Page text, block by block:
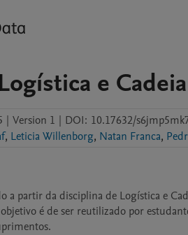
e
| Version 1 | DOI: 10.17632/
, Leticia Willenborg, Natan Franca,
a partir da disciplina de Logística e
é de ser reutilizado por